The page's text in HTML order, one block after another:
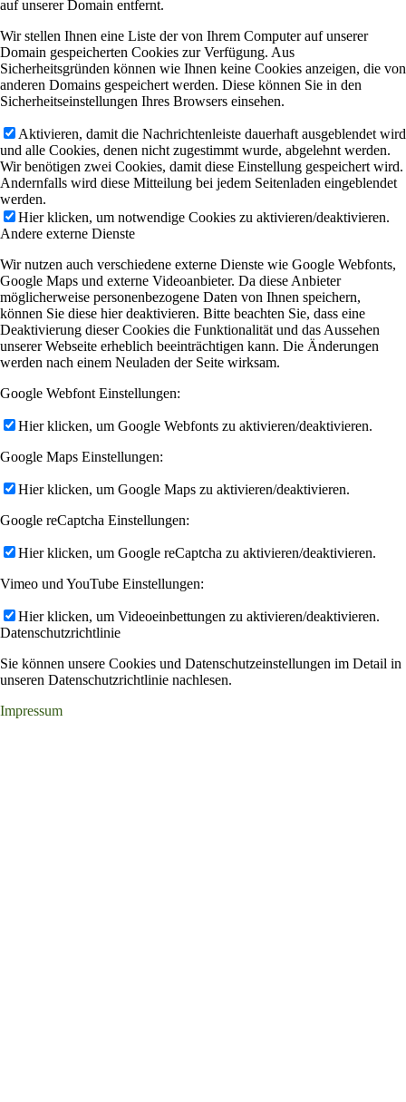
auf unserer Domain entfernt.
Wir stellen Ihnen eine Liste der von Ihrem Computer auf unserer
Domain gespeicherten Cookies zur Verfügung. Aus
Sicherheitsgründen können wie Ihnen keine Cookies anzeigen, die von
anderen Domains gespeichert werden. Diese können Sie in den
Sicherheitseinstellungen Ihres Browsers einsehen.
Aktivieren, damit die Nachrichtenleiste dauerhaft ausgeblendet wird
und alle Cookies, denen nicht zugestimmt wurde, abgelehnt werden.
Wir benötigen zwei Cookies, damit diese Einstellung gespeichert wird.
Andernfalls wird diese Mitteilung bei jedem Seitenladen eingeblendet
werden.
Hier klicken, um notwendige Cookies zu aktivieren/deaktivieren.
Andere externe Dienste
Wir nutzen auch verschiedene externe Dienste wie Google Webfonts,
Google Maps und externe Videoanbieter. Da diese Anbieter
möglicherweise personenbezogene Daten von Ihnen speichern,
können Sie diese hier deaktivieren. Bitte beachten Sie, dass eine
Deaktivierung dieser Cookies die Funktionalität und das Aussehen
unserer Webseite erheblich beeinträchtigen kann. Die Änderungen
werden nach einem Neuladen der Seite wirksam.
Google Webfont Einstellungen:
Hier klicken, um Google Webfonts zu aktivieren/deaktivieren.
Google Maps Einstellungen:
Hier klicken, um Google Maps zu aktivieren/deaktivieren.
Google reCaptcha Einstellungen:
Hier klicken, um Google reCaptcha zu aktivieren/deaktivieren.
Vimeo und YouTube Einstellungen:
Hier klicken, um Videoeinbettungen zu aktivieren/deaktivieren.
Datenschutzrichtlinie
Sie können unsere Cookies und Datenschutzeinstellungen im Detail in
unseren Datenschutzrichtlinie nachlesen.
Impressum